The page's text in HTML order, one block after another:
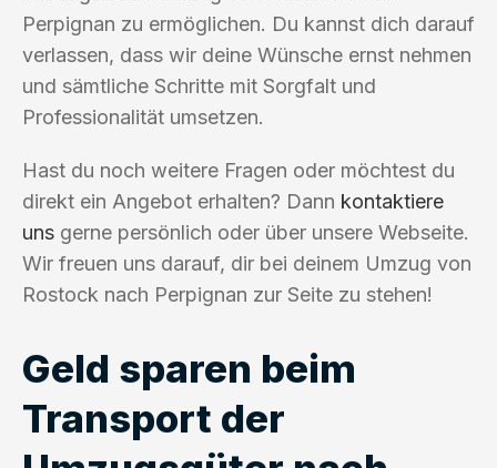
Perpignan zu ermöglichen. Du kannst dich darauf
verlassen, dass wir deine Wünsche ernst nehmen
und sämtliche Schritte mit Sorgfalt und
Professionalität umsetzen.
Hast du noch weitere Fragen oder möchtest du
direkt ein Angebot erhalten? Dann kontaktiere
uns gerne persönlich oder über unsere Webseite.
Wir freuen uns darauf, dir bei deinem Umzug von
Rostock nach Perpignan zur Seite zu stehen!
Geld sparen beim
Transport der